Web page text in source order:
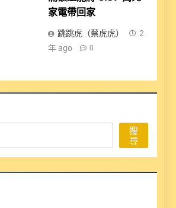
家電帶回家
跳跳虎（蔡虎虎）
2
年 ago
0
搜
尋